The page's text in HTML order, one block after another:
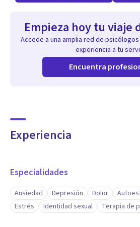
Empieza hoy tu viaje
Accede a una amplia red de
experiencia a tu
Encuentra
Experiencia
Especialidades
Ansiedad Depresión Dolor
Estrés
Identidad sexual Terapia de